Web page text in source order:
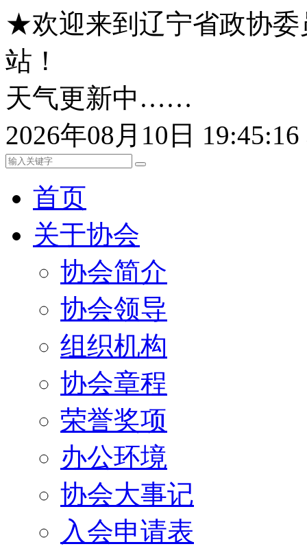
★欢迎来到辽宁省政协委
站！
天气更新中……
2026年08月10日
首页
关于协会
协会简介
协会领导
组织机构
协会章程
荣誉奖项
办公环境
协会大事记
入会申请表